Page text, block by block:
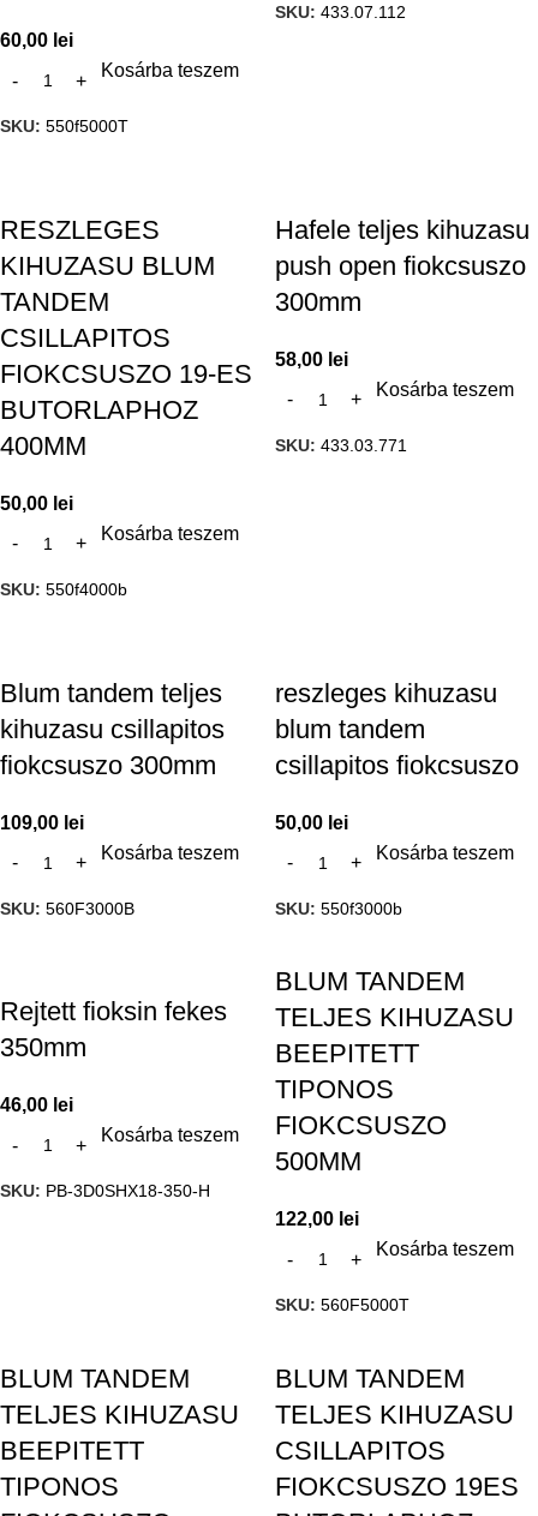
60,00 lei
Kosárba teszem
SKU: 550f5000T
SKU: 433.07.112
RESZLEGES
KIHUZASU BLUM
TANDEM
CSILLAPITOS
FIOKCSUSZO 19-ES
BUTORLAPHOZ
400MM
50,00 lei
Kosárba teszem
SKU: 550f4000b
Hafele teljes kihuzasu
push open fiokcsuszo
300mm
58,00 lei
Kosárba teszem
SKU: 433.03.771
Blum tandem teljes
kihuzasu csillapitos
fiokcsuszo 300mm
109,00 lei
Kosárba teszem
SKU: 560F3000B
reszleges kihuzasu
blum tandem
csillapitos fiokcsuszo
50,00 lei
Kosárba teszem
SKU: 550f3000b
Rejtett fioksin fekes
350mm
46,00 lei
Kosárba teszem
SKU: PB-3D0SHX18-350-H
BLUM TANDEM
TELJES KIHUZASU
BEEPITETT
TIPONOS
FIOKCSUSZO
500MM
122,00 lei
Kosárba teszem
SKU: 560F5000T
BLUM TANDEM
TELJES KIHUZASU
BEEPITETT
TIPONOS
BLUM TANDEM
TELJES KIHUZASU
CSILLAPITOS
FIOKCSUSZO 19ES